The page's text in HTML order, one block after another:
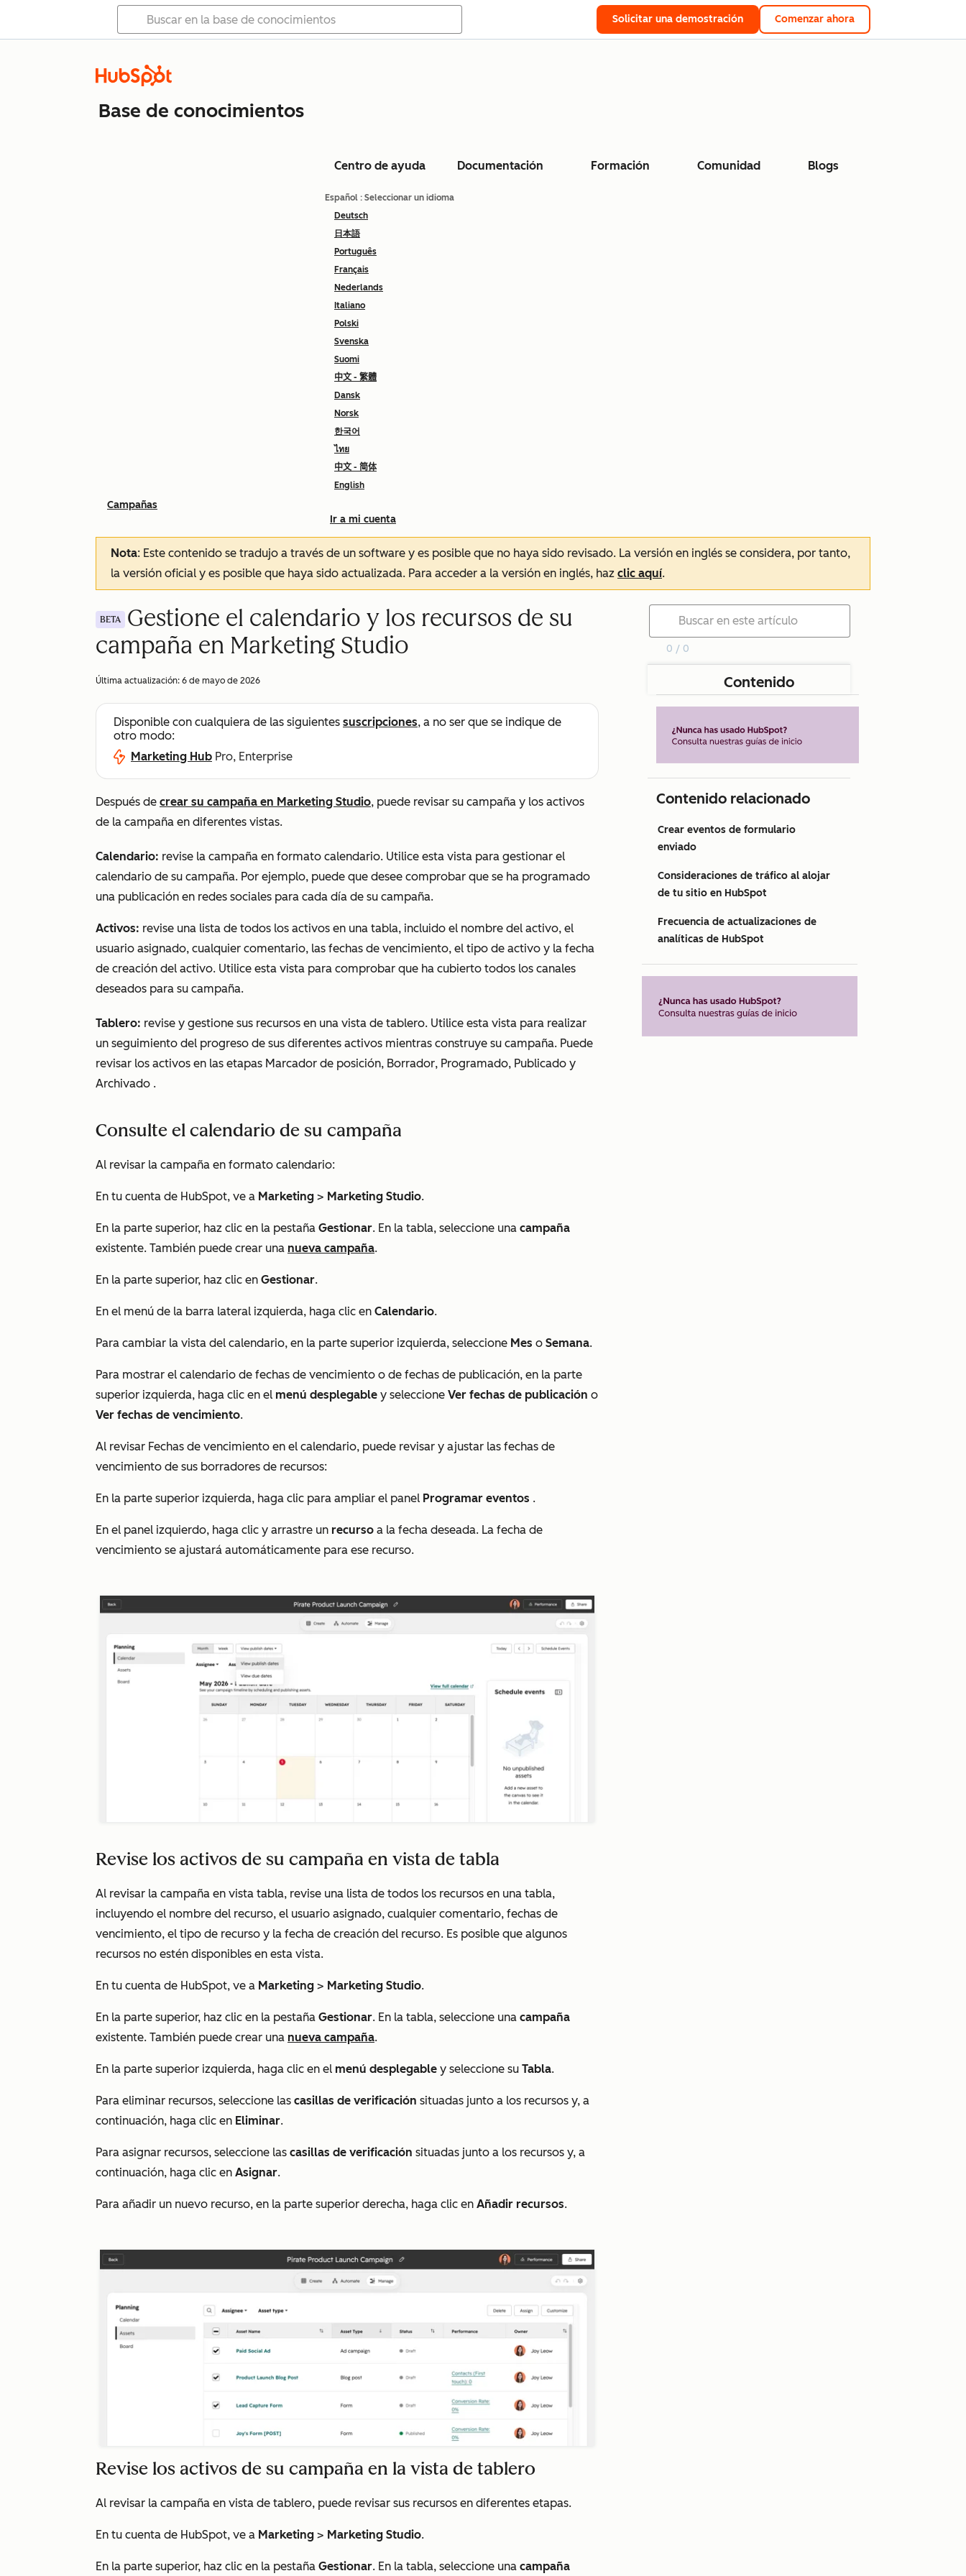
Solicitar una demostración Comenzar ahora
Base de conocimientos
Centro de ayuda Documentación Formación Comunidad Blogs
Español : Seleccionar un idioma
Deutsch
日本語
Português
Français
Nederlands
Italiano
Polski
Svenska
Suomi
中文 - 繁體
Dansk
Norsk
한국어
ไทย
中文 - 简体
English
Ir a mi cuenta
Campañas
Nota: Este contenido se tradujo a través de un software y es posible que no haya sido revisado. La versión en inglés se considera, por tanto,
la versión oficial y es posible que haya sido actualizada. Para acceder a la versión en inglés, haz clic aquí.
BETA
Gestione el calendario y los recursos de su
campaña en Marketing Studio
Última actualización: 6 de mayo de 2026
Disponible con cualquiera de las siguientes suscripciones, a no ser que se indique de
otro modo:
Marketing Hub Pro, Enterprise
Después de crear su campaña en Marketing Studio, puede revisar su campaña y los activos
de la campaña en diferentes vistas.
Calendario: revise la campaña en formato calendario. Utilice esta vista para gestionar el
calendario de su campaña. Por ejemplo, puede que desee comprobar que se ha programado
una publicación en redes sociales para cada día de su campaña.
Activos: revise una lista de todos los activos en una tabla, incluido el nombre del activo, el
usuario asignado, cualquier comentario, las fechas de vencimiento, el tipo de activo y la fecha
de creación del activo. Utilice esta vista para comprobar que ha cubierto todos los canales
deseados para su campaña.
Tablero: revise y gestione sus recursos en una vista de tablero. Utilice esta vista para realizar
un seguimiento del progreso de sus diferentes activos mientras construye su campaña. Puede
revisar los activos en las etapas Marcador de posición, Borrador, Programado, Publicado y
Archivado .
Consulte el calendario de su campaña
Al revisar la campaña en formato calendario:
En tu cuenta de HubSpot, ve a Marketing > Marketing Studio.
En la parte superior, haz clic en la pestaña Gestionar. En la tabla, seleccione una campaña
existente. También puede crear una nueva campaña.
En la parte superior, haz clic en Gestionar.
En el menú de la barra lateral izquierda, haga clic en Calendario.
Para cambiar la vista del calendario, en la parte superior izquierda, seleccione Mes o Semana.
Para mostrar el calendario de fechas de vencimiento o de fechas de publicación, en la parte
superior izquierda, haga clic en el menú desplegable y seleccione Ver fechas de publicación o
Ver fechas de vencimiento.
Al revisar Fechas de vencimiento en el calendario, puede revisar y ajustar las fechas de
vencimiento de sus borradores de recursos:
En la parte superior izquierda, haga clic para ampliar el panel Programar eventos .
En el panel izquierdo, haga clic y arrastre un recurso a la fecha deseada. La fecha de
vencimiento se ajustará automáticamente para ese recurso.
Revise los activos de su campaña en vista de tabla
Al revisar la campaña en vista tabla, revise una lista de todos los recursos en una tabla,
incluyendo el nombre del recurso, el usuario asignado, cualquier comentario, fechas de
vencimiento, el tipo de recurso y la fecha de creación del recurso. Es posible que algunos
recursos no estén disponibles en esta vista.
En tu cuenta de HubSpot, ve a Marketing > Marketing Studio.
En la parte superior, haz clic en la pestaña Gestionar. En la tabla, seleccione una campaña
existente. También puede crear una nueva campaña.
En la parte superior izquierda, haga clic en el menú desplegable y seleccione su Tabla.
Para eliminar recursos, seleccione las casillas de verificación situadas junto a los recursos y, a
continuación, haga clic en Eliminar.
Para asignar recursos, seleccione las casillas de verificación situadas junto a los recursos y, a
continuación, haga clic en Asignar.
Para añadir un nuevo recurso, en la parte superior derecha, haga clic en Añadir recursos.
Revise los activos de su campaña en la vista de tablero
Al revisar la campaña en vista de tablero, puede revisar sus recursos en diferentes etapas.
En tu cuenta de HubSpot, ve a Marketing > Marketing Studio.
En la parte superior, haz clic en la pestaña Gestionar. En la tabla, seleccione una campaña
0 / 0
Contenido
Contenido relacionado
Crear eventos de formulario
enviado
Consideraciones de tráfico al alojar
de tu sitio en HubSpot
Frecuencia de actualizaciones de
analíticas de HubSpot